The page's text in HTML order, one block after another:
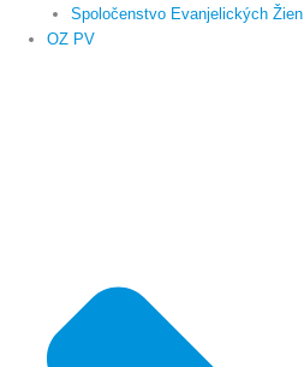
Spoločenstvo Evanjelických Žien
OZ PV